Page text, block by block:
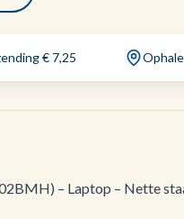
€ 7,25
– Laptop – Nette